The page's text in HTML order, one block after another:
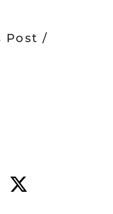
Post /